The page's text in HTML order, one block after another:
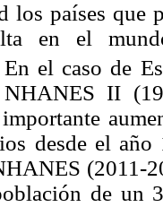
los países que
en el
el caso de
NHANES II
desde el
(2011-
de un